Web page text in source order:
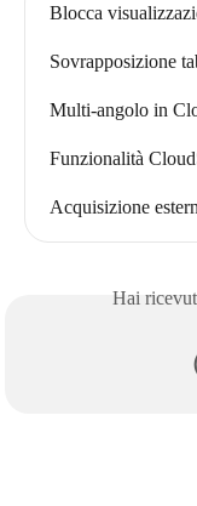
Blocca
Sovrapposizione
Multi-angolo in
Funzionalità
Acquisizione
Hai